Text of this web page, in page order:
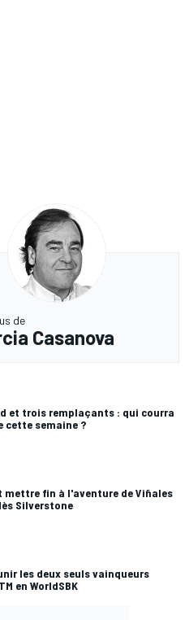
de
Casanova
et trois remplaçants : qui courra
cette semaine ?
mettre fin à l'aventure de Viñales
Silverstone
les deux seuls vainqueurs
en WorldSBK